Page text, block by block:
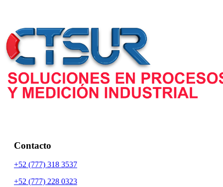
Contacto
+52 (777) 318 3537
+52 (777) 228 0323